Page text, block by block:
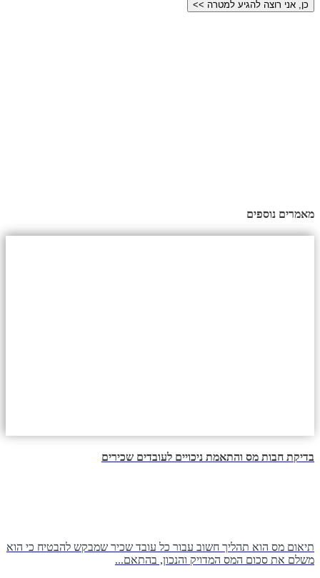
מאמרים נוספים
בדיקת חבות מס והתאמת ניכויים לעובדים שכירים
תיאום מס הוא תהליך חשוב עבור כל עובד שכיר שמבקש להבטיח כי הוא
משלם את סכום המס המדויק והנכון, בהתאם...